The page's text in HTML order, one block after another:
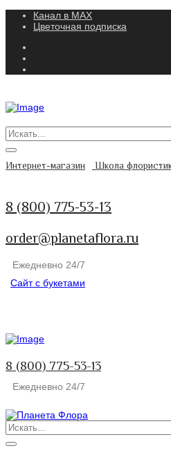
Канал в MAX
Цветочная подписка
Интернет-магазин Школа
8 (800) 775-53-13
order@planetaflora.ru
Ежедневно 24/7
Сайт с букетами
8 (800) 775-53-13
Ежедневно 24/7